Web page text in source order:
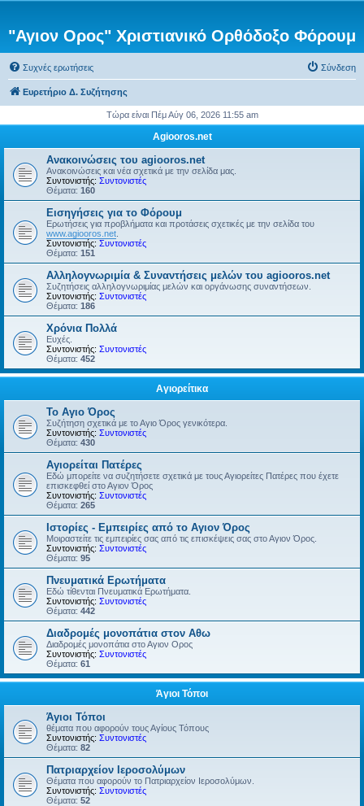
"Αγιον Ορος" Χριστιανικό Ορθόδοξο Φόρουμ
Συχνές ερωτήσεις Σύνδεση
Ευρετήριο Δ. Συζήτησης
Τώρα είναι Πέμ Αύγ 06, 2026 11:55 am
Agiooros.net
Ανακοινώσεις του agiooros.net
Ανακοινώσεις και νέα σχετικά με την σελίδα μας.
Συντονιστής: Συντονιστές
Θέματα: 160
Εισηγήσεις για το Φόρουμ
Ερωτήσεις για προβλήματα και προτάσεις σχετικές με την σελίδα του
www.agiooros.net
Συντονιστής: Συντονιστές
Θέματα: 151
Αλληλογνωριμία & Συναντήσεις μελών του agiooros.net
Συζητήσεις αλληλογνωριμίας μελών και οργάνωσης συναντήσεων.
Συντονιστής: Συντονιστές
Θέματα: 186
Χρόνια Πολλά
Ευχές.
Συντονιστής: Συντονιστές
Θέματα: 452
Αγιορείτικα
Το Αγιο Όρος
Συζήτηση σχετικά με το Αγιο Όρος γενικότερα.
Συντονιστής: Συντονιστές
Θέματα: 430
Αγιορείται Πατέρες
Εδώ μπορείτε να συζητήσετε σχετικά με τους Αγιορείτες Πατέρες που έχετε
επισκεφθεί στο Αγιον Όρος
Συντονιστής: Συντονιστές
Θέματα: 265
Ιστορίες - Εμπειρίες από το Αγιον Όρος
Μοιραστείτε τις εμπειρίες σας από τις επισκέψεις σας στο Αγιον Όρος.
Συντονιστής: Συντονιστές
Θέματα: 95
Πνευματικά Ερωτήματα
Εδώ τίθενται Πνευματικά Ερωτήματα.
Συντονιστής: Συντονιστές
Θέματα: 442
Διαδρομές μονοπάτια στον Αθω
Διαδρομές μονοπάτια στο Αγιον Ορος
Συντονιστής: Συντονιστές
Θέματα: 61
Άγιοι Τόποι
Άγιοι Τόποι
θέματα που αφορούν τους Αγίους Τόπους
Συντονιστής: Συντονιστές
Θέματα: 82
Πατριαρχείον Ιεροσολύμων
Θέματα που αφορούν το Πατριαρχείον Ιεροσολύμων.
Συντονιστής: Συντονιστές
Θέματα: 52